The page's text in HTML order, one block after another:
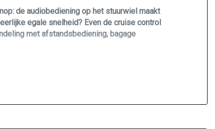
de audiobediening op het stuurwiel maakt
egale snelheid? Even de cruise control
met afstandsbediening, bagage